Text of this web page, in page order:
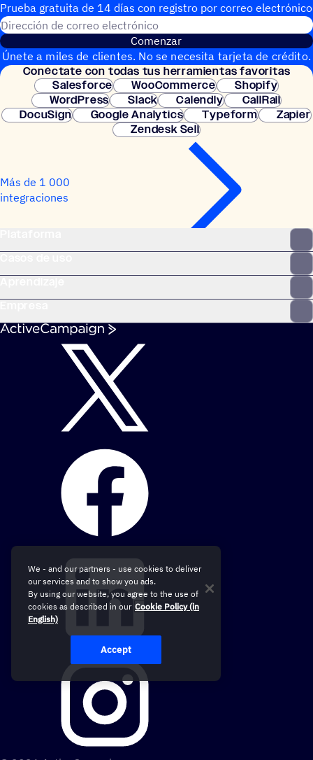
Prueba gratuita de 14 días con regis­tro por correo electrónico
Dirección de correo electrónico
Comenzar
Únete a miles de clientes. No se necesita tarjeta de crédito.
Configuración instantánea.
Conéc­tate con todas tus herramientas favoritas
Salesforce
WooCommerce
Shopify
WordPress
Slack Calendly
CallRail
DocuSign
Google Analytics Typeform
Zapier
Zendesk Sell
Más de 1 000
integraciones
We - and our partners - use cookies to deliver
our services and to show you ads.
By using our website, you agree to the use of
cookies as described in our Cookie Policy (in
English)
Accept